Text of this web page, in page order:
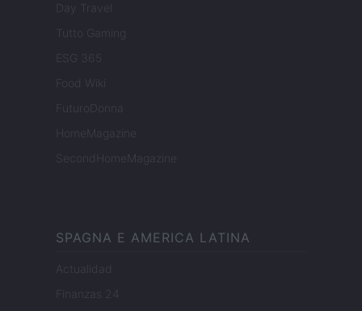
Day Travel
Tutto Gaming
ESG 365
Food Wiki
FuturoDonna
HomeMagazine
SecondHomeMagazine
SPAGNA E AMERICA LATINA
Actualidad
Finanzas 24